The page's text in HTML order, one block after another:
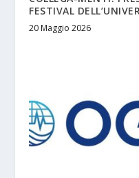
FESTIVAL
20 Maggio 2026